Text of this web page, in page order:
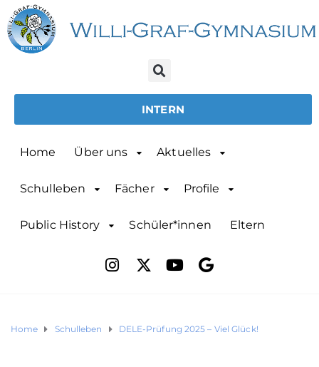
INTERN
Home Über uns Aktuelles
Schulleben Fächer Profile
Public History Schüler*innen Eltern
Home Schulleben DELE-Prüfung 2025 – Viel Glück!